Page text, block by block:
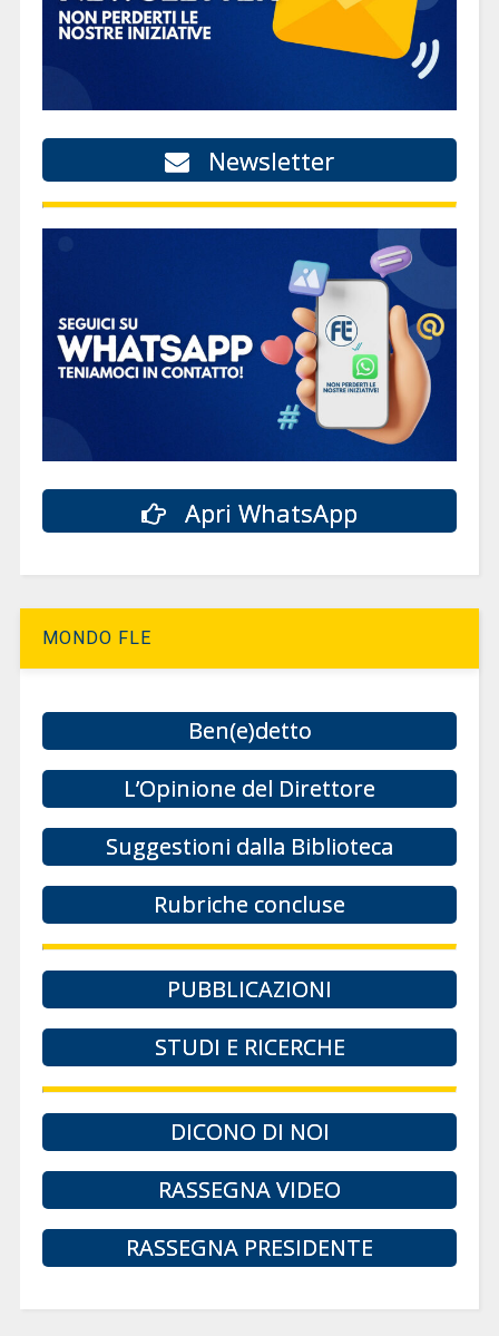
Newsletter
Apri WhatsApp
MONDO FLE
Ben(e)detto
L’Opinione del Direttore
Suggestioni dalla Biblioteca
Rubriche concluse
PUBBLICAZIONI
STUDI E RICERCHE
DICONO DI NOI
RASSEGNA VIDEO
RASSEGNA PRESIDENTE